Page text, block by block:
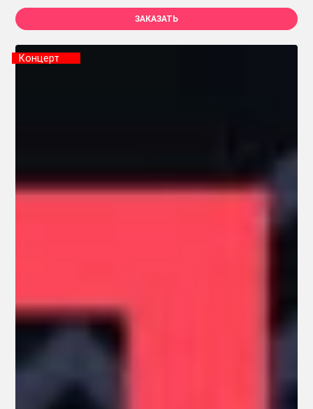
ЗАКАЗАТЬ
Концерт